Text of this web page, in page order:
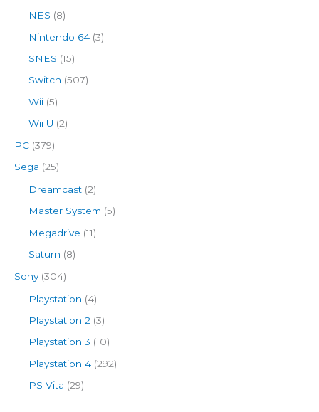
NES (8)
Nintendo 64 (3)
SNES (15)
Switch (507)
Wii (5)
Wii U (2)
PC (379)
Sega (25)
Dreamcast (2)
Master System (5)
Megadrive (11)
Saturn (8)
Sony(304)
Playstation (4)
Playstation 2 (3)
Playstation 3 (10)
Playstation 4 (292)
PS Vita (29)